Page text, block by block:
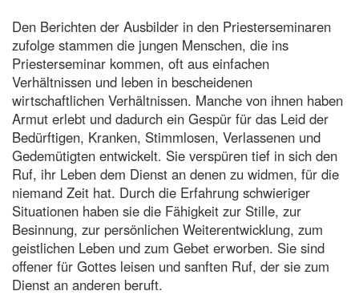
Den Berichten der Ausbilder in den Priesterseminaren
zufolge stammen die jungen Menschen, die ins
Priesterseminar kommen, oft aus einfachen
Verhältnissen und leben in bescheidenen
wirtschaftlichen Verhältnissen. Manche von ihnen haben
Armut erlebt und dadurch ein Gespür für das Leid der
Bedürftigen, Kranken, Stimmlosen, Verlassenen und
Gedemütigten entwickelt. Sie verspüren tief in sich den
Ruf, ihr Leben dem Dienst an denen zu widmen, für die
niemand Zeit hat. Durch die Erfahrung schwieriger
Situationen haben sie die Fähigkeit zur Stille, zur
Besinnung, zur persönlichen Weiterentwicklung, zum
geistlichen Leben und zum Gebet erworben. Sie sind
offener für Gottes leisen und sanften Ruf, der sie zum
Dienst an anderen beruft.